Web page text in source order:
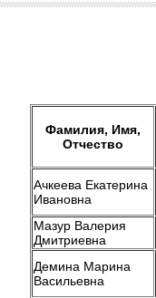
Фамилия, Имя,
Отчество
Ачкеева Екатерина
Ивановна
Мазур Валерия
Дмитриевна
Демина Марина
Васильевна